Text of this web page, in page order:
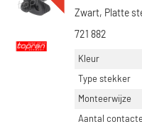
Trucktec
Autofren Seinsa
CATEGORIEËN
Stelmotor remzadel
Zwart, Platte
721 882
Kleur
Type stekker
Monteerwijze
Aantal